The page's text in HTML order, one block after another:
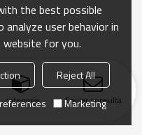
categoría Enviar consulta
the best possible
analyze user behavior in
for you.
Reject All
Marketing